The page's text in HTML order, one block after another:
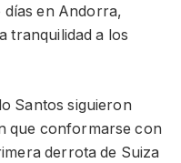
días en Andorra,
tranquilidad a los
Santos siguieron
que conformarse con
derrota de Suiza